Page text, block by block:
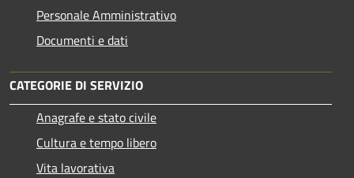
Personale Amministrativo
Documenti e dati
CATEGORIE DI SERVIZIO
Anagrafe e stato civile
Cultura e tempo libero
Vita lavorativa